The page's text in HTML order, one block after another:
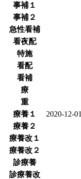
事補１
事補２
急性看補
看夜配
特施
看配
看補
療
重
療養１
2020-12-01
療養２
療養改１
療養改２
診療養
診療養改